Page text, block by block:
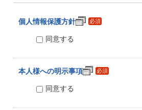
個人情報保護方針 必須
同意する
本人様への明示事項 必須
同意する